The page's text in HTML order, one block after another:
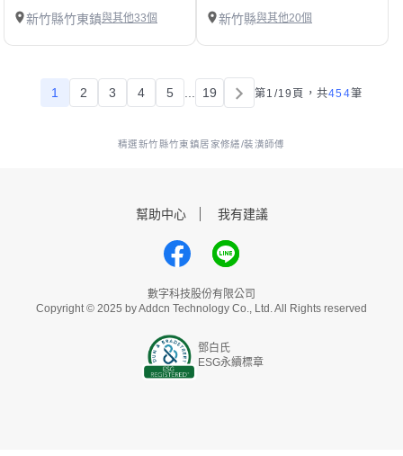
新竹縣竹東鎮與其他33個
新竹縣與其他20個
1 2 3 4 5 ... 19 第1/19頁， 共454筆
精選新竹縣竹東鎮居家修繕/裝潢師傅
幫助中心 我有建議
數字科技股份有限公司
Copyright © 2025 by Addcn Technology Co., Ltd. All Rights reserved
鄧白氏
ESG永續標章